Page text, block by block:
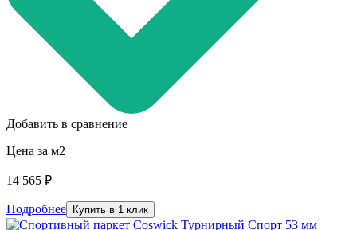
Добавить в сравнение
Цена за м2
14 565 ₽
Подробнее Купить в 1 клик